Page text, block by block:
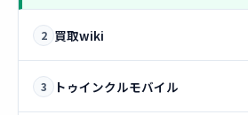
2 買取wiki
3 トゥインクルモバイル